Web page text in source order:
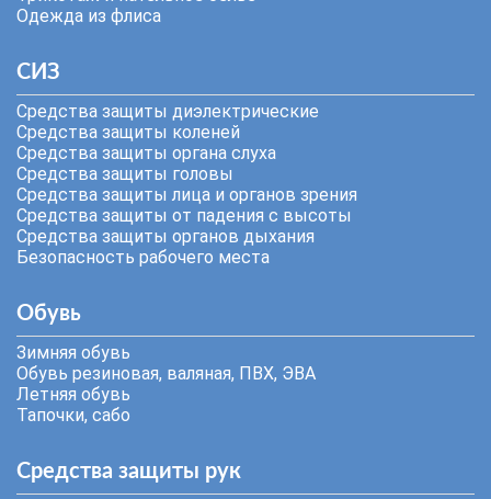
Одежда из флиса
СИЗ
Средства защиты диэлектрические
Средства защиты коленей
Средства защиты органа слуха
Средства защиты головы
Средства защиты лица и органов зрения
Средства защиты от падения с высоты
Средства защиты органов дыхания
Безопасность рабочего места
Обувь
Зимняя обувь
Обувь резиновая, валяная, ПВХ, ЭВА
Летняя обувь
Тапочки, сабо
Средства защиты рук